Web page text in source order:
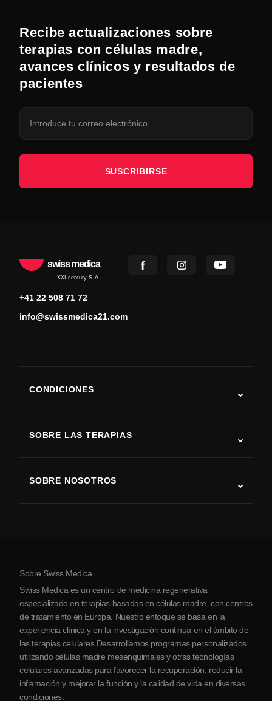
Recibe actualizaciones sobre
terapias con células madre,
avances clínicos y resultados de
pacientes
SUSCRIBIRSE
swiss medica
XXI century S.A.
+41 22 508 71 72
info@swissmedica21.com
CONDICIONES
Enfermedad de Parkinson
Artritis
SOBRE LAS TERAPIAS
SOBRE NOSOTROS
Sobre Serbia
Colaboraciones
Sobre Swiss Medica
Swiss Medica es un centro de medicina regenerativa
especializado en terapias basadas en células madre, con centros
de tratamiento en Europa. Nuestro enfoque se basa en la
experiencia clínica y en la investigación continua en el ámbito de
las terapias celulares.Desarrollamos programas personalizados
utilizando células madre mesenquimales y otras tecnologías
celulares avanzadas para favorecer la recuperación, reducir la
inflamación y mejorar la función y la calidad de vida en diversas
condiciones.